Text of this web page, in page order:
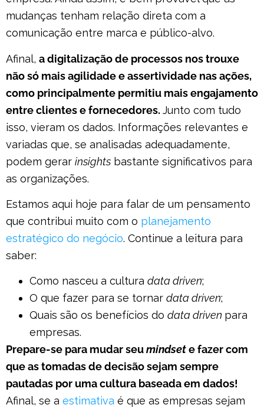
mudanças tenham relação direta com a
comunicação entre marca e público-alvo.
Afinal, a digitalização de processos nos trouxe
não só mais agilidade e assertividade nas ações,
como principalmente permitiu mais engajamento
entre clientes e fornecedores. Junto com tudo
isso, vieram os dados. Informações relevantes e
variadas que, se analisadas adequadamente,
podem gerar insights bastante significativos para
as organizações.
Estamos aqui hoje para falar de um pensamento
que contribui muito com o planejamento
estratégico do negócio. Continue a leitura para
saber:
Como nasceu a cultura data driven;
O que fazer para se tornar data driven;
Quais são os benefícios do data driven para
empresas.
Prepare-se para mudar seumindsete fazer com
que as tomadas de decisão sejam sempre
pautadas por uma cultura baseada em dados!
Afinal, se a estimativa é que as empresas sejam